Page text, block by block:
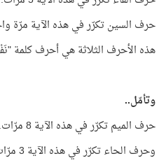
حرف السين تكرّر في هذه الآية مرّة
هذه الأحرف الثلاثة هي أحرف كلمة
وتأمّل..
حرف الميم تكرّر في هذه الآية 8 مرّات.
وحرف الحاء تكرّر في هذه الآية 3 مرّات.